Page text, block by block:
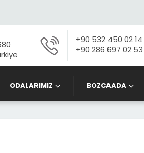
+90 532 450 02 14
+90 286 697 02 53
ODALARIMIZ BOZCAADA